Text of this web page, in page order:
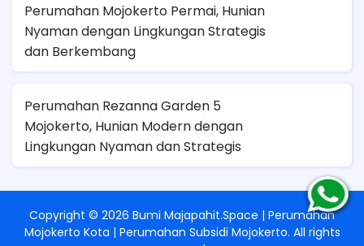
Perumahan Mojokerto Permai, Hunian
Nyaman dengan Lingkungan Strategis
dan Berkembang
Perumahan Rezanna Garden 5
Mojokerto, Hunian Modern dengan
Lingkungan Nyaman dan Strategis
Copyright © 2026 Bumi Majapahit.Space | Perumahan
Mojokerto Kota | Perumahan Subsidi Mojokerto. All rights